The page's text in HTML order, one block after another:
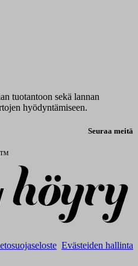
tuotantoon sekä lannan
hyödyntämiseen.
Seuraa meitä
Evästeiden hallinta